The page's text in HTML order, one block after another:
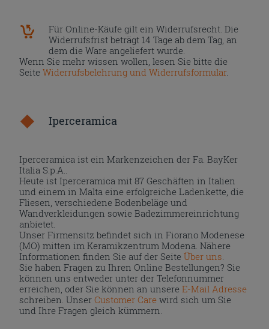
Für Online-Käufe gilt ein Widerrufsrecht. Die
Widerrufsfrist beträgt 14 Tage ab dem Tag, an
dem die Ware angeliefert wurde.
Wenn Sie mehr wissen wollen, lesen Sie bitte die
SeiteWiderrufsbelehrung und Widerrufsformular.
Iperceramica
Iperceramica ist ein Markenzeichen der Fa. BayKer
Italia S.p.A..
Heute ist Iperceramica mit 87 Geschäften in Italien
und einem in Malta eine erfolgreiche Ladenkette, die
Fliesen, verschiedene Bodenbeläge und
Wandverkleidungen sowie Badezimmereinrichtung
anbietet.
Unser Firmensitz befindet sich in Fiorano Modenese
(MO) mitten im Keramikzentrum Modena. Nähere
Informationen finden Sie auf der Seite Über uns
Sie haben Fragen zu Ihren Online Bestellungen? Sie
können uns entweder unter der Telefonnummer
erreichen, oder Sie können an unsereE-Mail Adresse
schreiben. UnserCustomer Care wird sich um Sie
und Ihre Fragen gleich kümmern.